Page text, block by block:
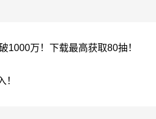
1000万！下载最高获取80抽！